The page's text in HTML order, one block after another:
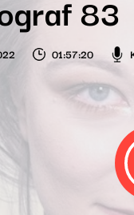
83
01:57:20